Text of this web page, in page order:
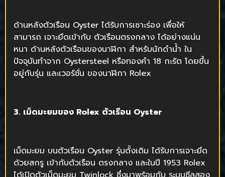
ด้านหลังตัวเรือน Oyster ได้รับการเซาะร่อง เพื่อให้
สามารถ เจาะยึดเข้ากับ ตัวเรือนตรงกลาง ได้อย่างแน่น
หนา ด้านหลังตัวเรือนของนาฬิกา สำหรับนักดำน้ำ ใน
ปัจจุบันทำจาก Oystersteel หรือทองคำ 18 กะรัต โดยขึ้น
อยู่กับรุ่น และเวอร์ชั่น ของนาฬิกา Rolex
3. เม็ดมะยมของ Rolex ตัวเรือน Oyster
เม็ดมะยม บนตัวเรือน Oyster รุ่นดั้งเดิม ได้รับการเจาะยึด
ด้วยสกรู เข้ากับตัวเรือน ตรงกลาง และในปี 1953 Rolex